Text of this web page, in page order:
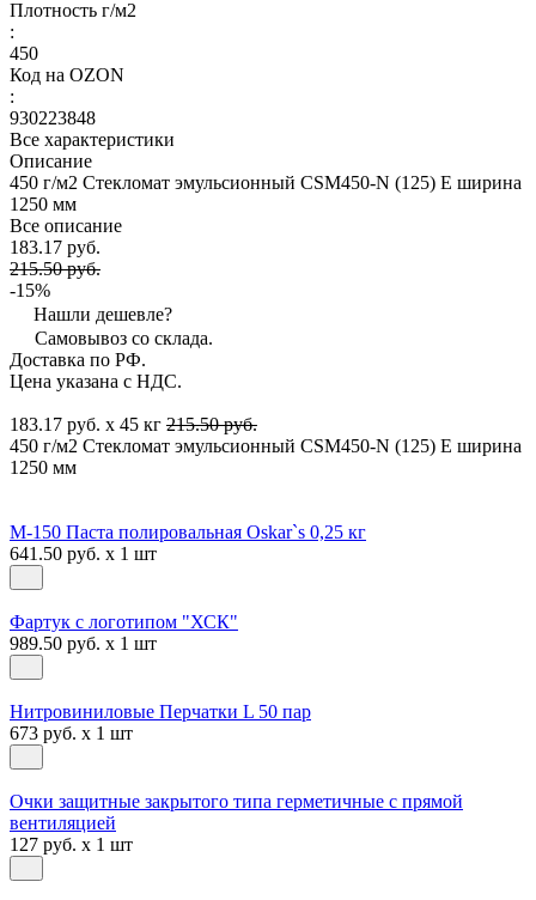
Плотность г/м2
:
450
Код на OZON
:
930223848
Все характеристики
Описание
450 г/м2 Стекломат эмульсионный CSM450-N (125) E ширина
1250 мм
Все описание
183.17 руб.
215.50 руб.
-15%
Нашли дешевле?
Самовывоз со склада.
Доставка по РФ.
Цена указана с НДС.
183.17 руб. x 45 кг 215.50 руб.
450 г/м2 Стекломат эмульсионный CSM450-N (125) E ширина
1250 мм
М-150 Паста полировальная Oskar`s 0,25 кг
641.50 руб. x 1 шт
Фартук с логотипом "ХСК"
989.50 руб. x 1 шт
Нитровиниловые Перчатки L 50 пар
673 руб. x 1 шт
Очки защитные закрытого типа герметичные с прямой
вентиляцией
127 руб. x 1 шт